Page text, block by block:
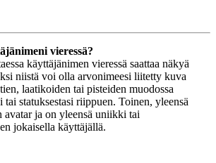
vieressä?
käyttäjänimen vieressä saattaa näkyä
niistä voi olla arvonimeesi liitetty kuva
laatikoiden tai pisteiden muodossa
tai statuksestasi riippuen. Toinen, yleensä
avatar ja on yleensä uniikki tai
jokaisella käyttäjällä.